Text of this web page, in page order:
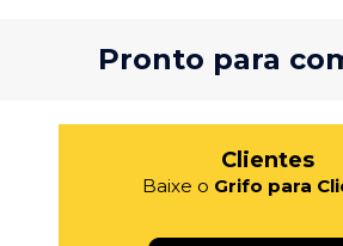
Pronto para
Clientes
Baixe o Grifo para